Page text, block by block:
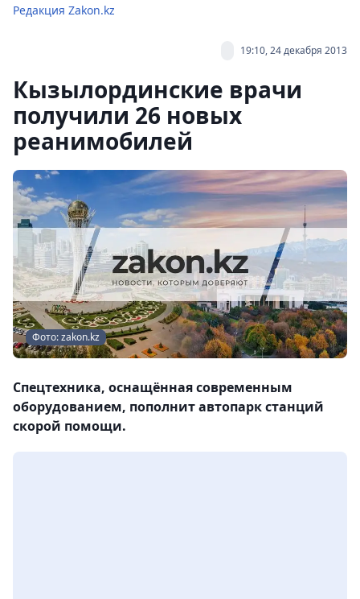
Редакция Zakon.kz
19:10, 24 декабря 2013
Кызылординские врачи
получили 26 новых
реанимобилей
Фото: zakon.kz
Спецтехника, оснащённая современным
оборудованием, пополнит автопарк станций
скорой помощи.